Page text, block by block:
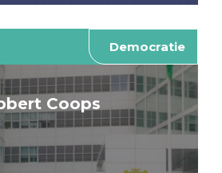
Democratie
Coops